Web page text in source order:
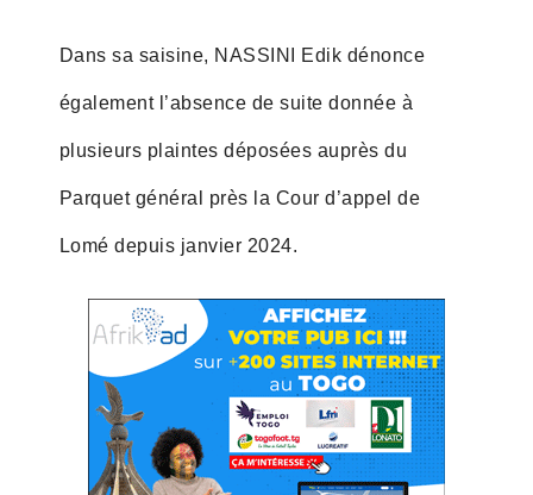
Dans sa saisine, NASSINI Edik dénonce
également l’absence de suite donnée à
plusieurs plaintes déposées auprès du
Parquet général près la Cour d’appel de
Lomé depuis janvier 2024.